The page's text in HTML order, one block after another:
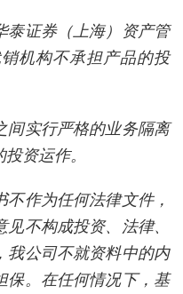
泰证券（上海）资产管
机构不承担产品的投
间实行严格的业务隔离
资运作。
作为任何法律文件，
不构成投资、法律、
我公司不就资料中的内
保。在任何情况下，基